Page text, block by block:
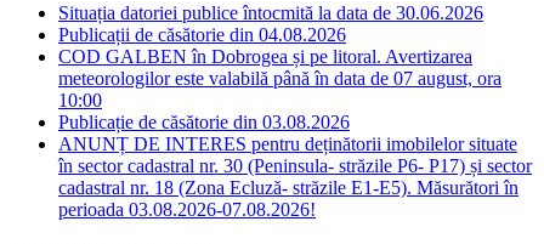
Situația datoriei publice întocmită la data de 30.06.2026
Publicații de căsătorie din 04.08.2026
COD GALBEN în Dobrogea și pe litoral. Avertizarea
meteorologilor este valabilă până în data de 07 august, ora
10:00
Publicație de căsătorie din 03.08.2026
ANUNȚ DE INTERES pentru deținătorii imobilelor situate
în sector cadastral nr. 30 (Peninsula- străzile P6- P17) și sector
cadastral nr. 18 (Zona Ecluză- străzile E1-E5). Măsurători în
perioada 03.08.2026-07.08.2026!